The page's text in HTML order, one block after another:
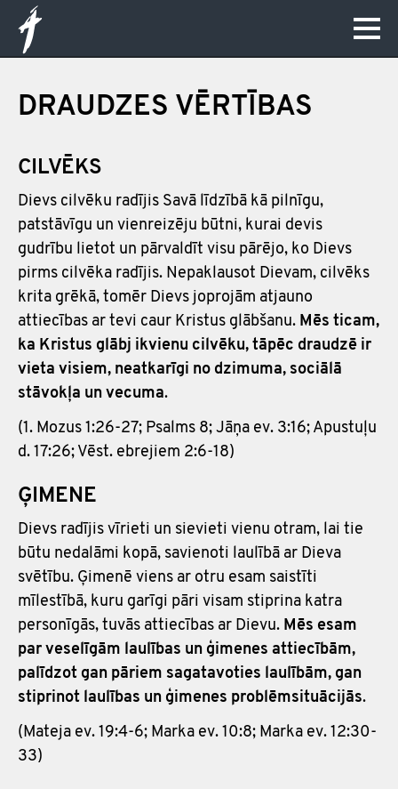
DRAUDZES VĒRTĪBAS
CILVĒKS
Dievs cilvēku radījis Savā līdzībā kā pilnīgu,
patstāvīgu un vienreizēju būtni, kurai devis
gudrību lietot un pārvaldīt visu pārējo, ko Dievs
pirms cilvēka radījis. Nepaklausot Dievam, cilvēks
krita grēkā, tomēr Dievs joprojām atjauno
attiecības ar tevi caur Kristus glābšanu. Mēs ticam,
ka Kristus glābj ikvienu cilvēku, tāpēc draudzē ir
vieta visiem, neatkarīgi no dzimuma, sociālā
stāvokļa un vecuma.
(1. Mozus 1:26-27; Psalms 8; Jāņa ev. 3:16; Apustuļu
d. 17:26; Vēst. ebrejiem 2:6-18)
ĢIMENE
Dievs radījis vīrieti un sievieti vienu otram, lai tie
būtu nedalāmi kopā, savienoti laulībā ar Dieva
svētību. Ģimenē viens ar otru esam saistīti
mīlestībā, kuru garīgi pāri visam stiprina katra
personīgās, tuvās attiecības ar Dievu. Mēs esam
par veselīgām laulības un ģimenes attiecībām,
palīdzot gan pāriem sagatavoties laulībām, gan
stiprinot laulības un ģimenes problēmsituācijās.
(Mateja ev. 19:4-6; Marka ev. 10:8; Marka ev. 12:30-
33)